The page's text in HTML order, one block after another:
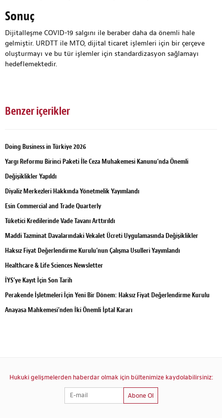
Sonuç
Dijitalleşme COVID-19 salgını ile beraber daha da önemli hale
gelmiştir. URDTT ile MTO, dijital ticaret işlemleri için bir çerçeve
oluşturmayı ve bu tür işlemler için standardizasyon sağlamayı
hedeflemektedir.
Benzer içerikler
Doing Business in Türkiye 2026
Yargı Reformu Birinci Paketi İle Ceza Muhakemesi Kanunu’nda Önemli
Değişiklikler Yapıldı
Diyaliz Merkezleri Hakkında Yönetmelik Yayımlandı
Esin Commercial and Trade Quarterly
Tüketici Kredilerinde Vade Tavanı Arttırıldı
Maddi Tazminat Davalarındaki Vekalet Ücreti Uygulamasında Değişiklikler
Haksız Fiyat Değerlendirme Kurulu’nun Çalışma Usulleri Yayımlandı
Healthcare & Life Sciences Newsletter
İYS’ye Kayıt İçin Son Tarih
Perakende İşletmeleri İçin Yeni Bir Dönem: Haksız Fiyat Değerlendirme Kurulu
Anayasa Mahkemesi’nden İki Önemli İptal Kararı
Hukuki gelişmelerden haberdar olmak için bültenimize kaydolabilirsiniz:
Abone Ol